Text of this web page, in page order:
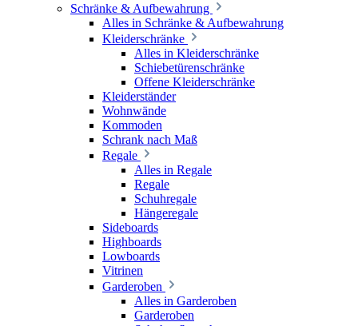
Schränke & Aufbewahrung
Alles in Schränke & Aufbewahrung
Kleiderschränke
Alles in Kleiderschränke
Schiebetürenschränke
Offene Kleiderschränke
Kleiderständer
Wohnwände
Kommoden
Schrank nach Maß
Regale
Alles in Regale
Regale
Schuhregale
Hängeregale
Sideboards
Highboards
Lowboards
Vitrinen
Garderoben
Alles in Garderoben
Garderoben